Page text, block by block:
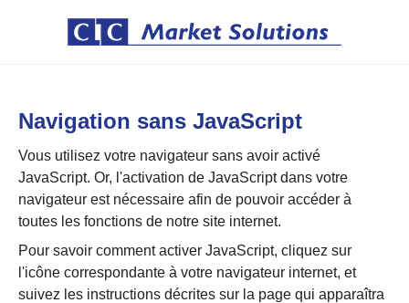
Navigation sans JavaScript
Vous utilisez votre navigateur sans avoir activé
JavaScript. Or, l'activation de JavaScript dans votre
navigateur est nécessaire afin de pouvoir accéder à
toutes les fonctions de notre site internet.
Pour savoir comment activer JavaScript, cliquez sur
l'icône correspondante à votre navigateur internet, et
suivez les instructions décrites sur la page qui apparaîtra